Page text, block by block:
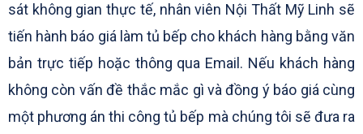
sát không gian thực tế, nhân viên Nội Thất Mỹ Linh sẽ
tiến hành báo giá làm tủ bếp cho khách hàng bằng văn
bản trực tiếp hoặc thông qua Email. Nếu khách hàng
không còn vấn đề thắc mắc gì và đồng ý báo giá cùng
một phương án thi công tủ bếp mà chúng tôi sẽ đưa ra